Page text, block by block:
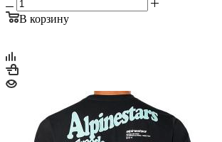
В корзину